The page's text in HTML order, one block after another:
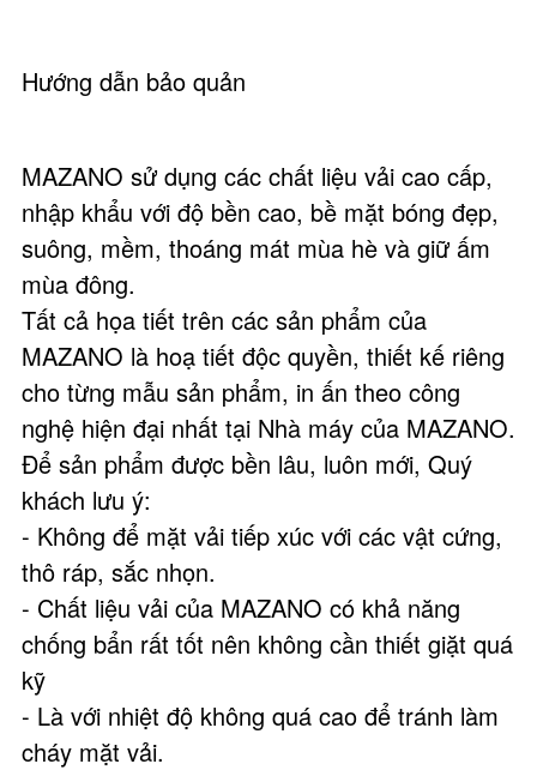
MAZANO sử dụng các chất liệu vải cao cấp,
nhập khẩu với độ bền cao, bề mặt bóng đẹp,
suông, mềm, thoáng mát mùa hè và giữ ấm
mùa đông.
Tất cả họa tiết trên các sản phẩm của
MAZANO là hoạ tiết độc quyền, thiết kế riêng
cho từng mẫu sản phẩm, in ấn theo công
nghệ hiện đại nhất tại Nhà máy của MAZANO.
Để sản phẩm được bền lâu, luôn mới, Quý
khách lưu ý:
- Không để mặt vải tiếp xúc với các vật cứng,
thô ráp, sắc nhọn.
- Chất liệu vải của MAZANO có khả năng
chống bẩn rất tốt nên không cần thiết giặt quá
kỹ
- Là với nhiệt độ không quá cao để tránh làm
cháy mặt vải.
Hướng dẫn bảo quản